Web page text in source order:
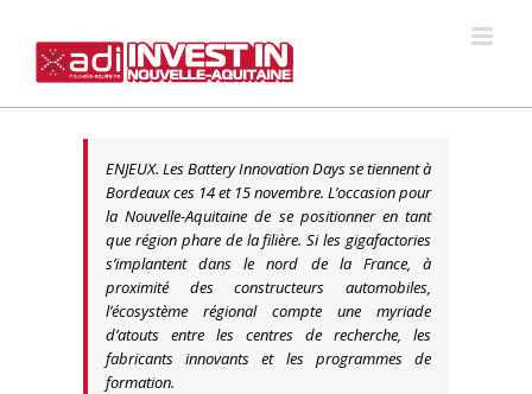
content
ENJEUX. Les Battery Innovation Days se tiennent à
Bordeaux ces 14 et 15 novembre. L’occasion pour
la Nouvelle-Aquitaine de se positionner en tant
que région phare de la filière. Si les gigafactories
s’implantent dans le nord de la France, à
proximité des constructeurs automobiles,
l’écosystème régional compte une myriade
d’atouts entre les centres de recherche, les
fabricants innovants et les programmes de
formation.